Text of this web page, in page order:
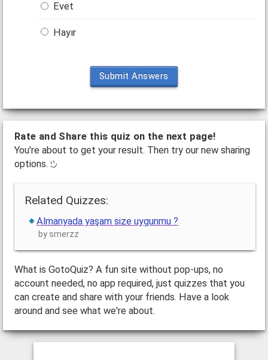
Evet
Hayır
Submit Answers
Rate and Share this quiz on the next page!
You're about to get your result. Then try our new sharing
options.
Related Quizzes:
Almanyada yaşam size uygunmu ?
by smerzz
What is GotoQuiz? A fun site without pop-ups, no
account needed, no app required, just quizzes that you
can create and share with your friends. Have a look
around and see what we're about.